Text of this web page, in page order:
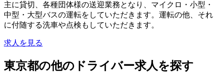
主に貸切、各種団体様の送迎業務となり、マイクロ・小型・
中型・大型バスの運転をしていただきます。運転の他、それ
に付随する洗車や点検もしていただきます。
求人を見る
東京都の他のドライバー求人を探す